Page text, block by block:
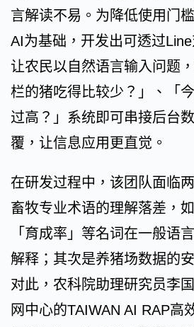
言解读不易。为降低使用门
AI为基础，开发出可透过Line
让农民以自然语言输入问题
栏的猪吃得比较少？」、「
过高？」系统即可串接后台
覆，让信息应用更直觉。
在研发过程中，该团队面临
畜牧专业术语的理解落差，
「育成率」等名词在一般语
解释；其次是养猪场数据的
对此，农科院助理研究员李
网中心的TAIWAN AI RAP高